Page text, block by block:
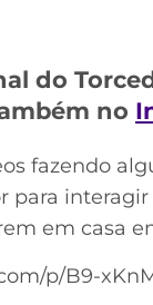
do
no
fazendo
para
em casa
p/B9-